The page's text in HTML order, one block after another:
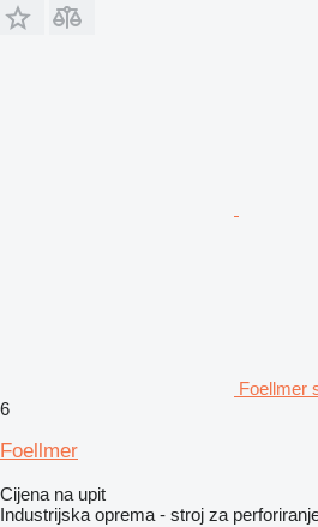
Foellmer
6
Foellmer
Cijena na upit
Industrijska oprema - stroj za